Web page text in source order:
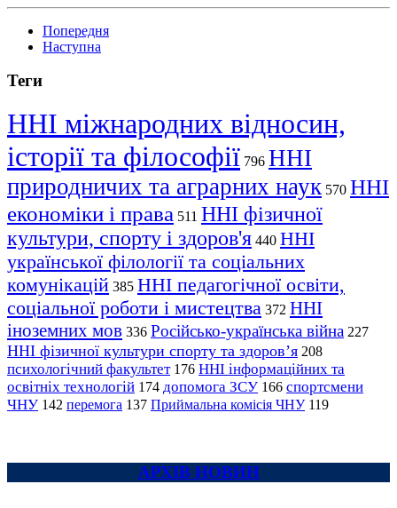
Попередня
Наступна
Теги
ННІ міжнародних відносин,
історії та філософії 796 ННІ
природничих та аграрних наук 570 ННІ
економіки і права 511 ННІ фізичної
культури, спорту і здоров'я 440 ННІ
української філології та соціальних
комунікацій 385 ННІ педагогічної освіти,
соціальної роботи і мистецтва 372 ННІ
іноземних мов 336 Російсько-українська війна 227
ННІ фізичної культури спорту та здоров’я 208
психологічний факультет 176 ННІ інформаційних та
освітніх технологій 174 допомога ЗСУ 166 спортсмени
ЧНУ 142 перемога 137 Приймальна комісія ЧНУ 119
АРХІВ НОВИН